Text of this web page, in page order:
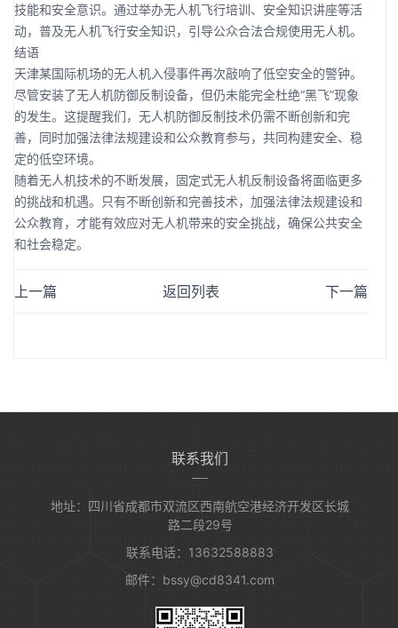
技能和安全意识。通过举办无人机飞行培训、安全知识讲座等活
动，普及无人机飞行安全知识，引导公众合法合规使用无人机。
结语
天津某国际机场的无人机入侵事件再次敲响了低空安全的警钟。
尽管安装了无人机防御反制设备，但仍未能完全杜绝“黑飞”现象
的发生。这提醒我们，无人机防御反制技术仍需不断创新和完
善，同时加强法律法规建设和公众教育参与，共同构建安全、稳
定的低空环境。
随着无人机技术的不断发展，固定式无人机反制设备将面临更多
的挑战和机遇。只有不断创新和完善技术，加强法律法规建设和
公众教育，才能有效应对无人机带来的安全挑战，确保公共安全
和社会稳定。
上一篇 返回列表 下一篇
联系我们
地址：四川省成都市双流区西南航空港经济开发区长城
路二段29号
联系电话：13632588883
邮件：bssy@cd8341.com